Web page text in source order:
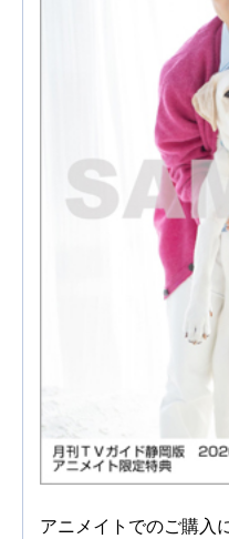
アニメイトでのご購入